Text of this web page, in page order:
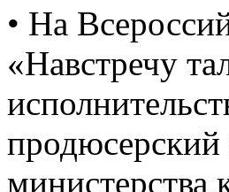
• На
«Навстречу